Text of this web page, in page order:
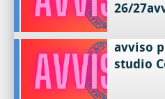
26/
avviso
studio